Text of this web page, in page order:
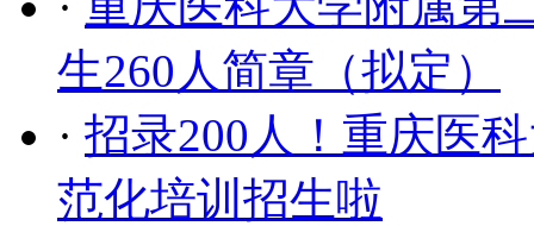
生260人简章（拟定）
· 招录200人！重庆医
范化培训招生啦